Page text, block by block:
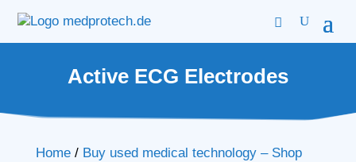
Active ECG Electrodes
Home/ Buy used medical technology – Shop